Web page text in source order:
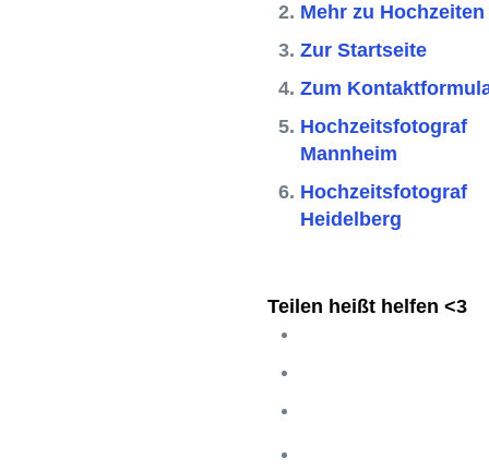
Mehr zu Hochzeiten
Zur Startseite
Zum
Hochzeitsfotograf
Mannheim
Hochzeitsfotograf
Heidelberg
Teilen heißt helfen <3